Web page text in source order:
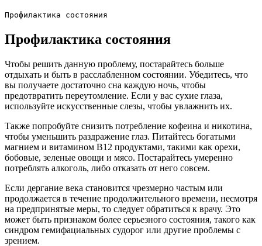
Профилактика состояния
Профилактика состояния
Чтобы решить данную проблему, постарайтесь больше
отдыхать и быть в расслабленном состоянии. Убедитесь, что
вы получаете достаточно сна каждую ночь, чтобы
предотвратить переутомление. Если у вас сухие глаза,
используйте искусственные слезы, чтобы увлажнить их.
Также попробуйте снизить потребление кофеина и никотина,
чтобы уменьшить раздражение глаз. Питайтесь богатыми
магнием и витамином B12 продуктами, такими как орехи,
бобовые, зеленые овощи и мясо. Постарайтесь умеренно
потреблять алкоголь, либо отказать от него совсем.
Если дергание века становится чрезмерно частым или
продолжается в течение продолжительного времени, несмотря
на предпринятые меры, то следует обратиться к врачу. Это
может быть признаком более серьезного состояния, такого как
синдром гемифациальных судорог или другие проблемы с
зрением.